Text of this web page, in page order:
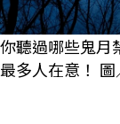
你聽過哪些鬼月
最多人在意！